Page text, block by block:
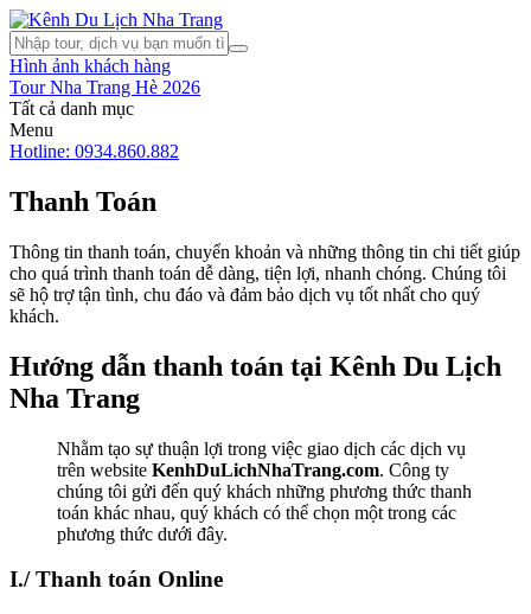
Hình ảnh khách hàng
Tour Nha Trang Hè 2026
Tất cả danh mục
Menu
Hotline: 0934.860.882
Thanh Toán
Thông tin thanh toán, chuyển khoản và những thông tin chi tiết giúp
cho quá trình thanh toán dễ dàng, tiện lợi, nhanh chóng. Chúng tôi
sẽ hộ trợ tận tình, chu đáo và đảm bảo dịch vụ tốt nhất cho quý
khách.
Hướng dẫn thanh toán tại Kênh Du Lịch
Nha Trang
Nhằm tạo sự thuận lợi trong việc giao dịch các dịch vụ
trên website KenhDuLichNhaTrang.com. Công ty
chúng tôi gửi đến quý khách những phương thức thanh
toán khác nhau, quý khách có thể chọn một trong các
phương thức dưới đây.
I./ Thanh toán Online